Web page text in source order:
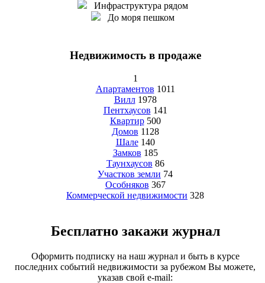
Инфраструктура рядом
До моря пешком
Недвижимость в продаже
1
Апартаментов 1011
Вилл 1978
Пентхаусов 141
Квартир 500
Домов 1128
Шале 140
Замков 185
Таунхаусов 86
Участков земли 74
Особняков 367
Коммерческой недвижимости 328
Бесплатно закажи журнал
Оформить подписку на наш журнал и быть в курсе
последних событий недвижимости за рубежом Вы можете,
указав свой e-mail: